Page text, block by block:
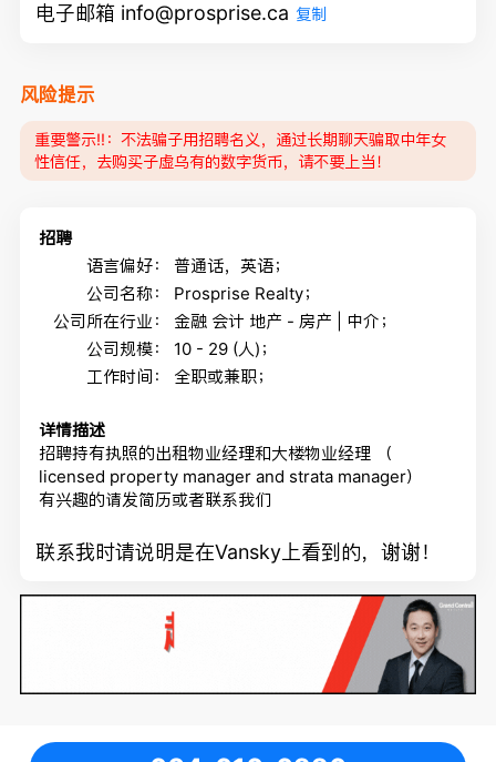
电子邮箱 info@prosprise.ca 复制
风险提示
重要警示‼️：不法骗子用招聘名义，通过长期聊天骗取中年女
性信任，去购买子虚乌有的数字货币，请不要上当！
招聘
语言偏好：
普通话，英语；
公司名称：
Prosprise Realty；
公司所在行业：
金融 会计 地产 - 房产 | 中介；
公司规模：
10 - 29 (人)；
工作时间：
全职或兼职；
详情描述
招聘持有执照的出租物业经理和大楼物业经理 （
licensed property manager and strata manager）
有兴趣的请发简历或者联系我们
联系我时请说明是在Vansky上看到的，谢谢！